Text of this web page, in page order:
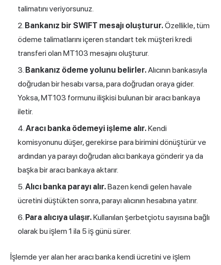
talimatını veriyorsunuz.
Bankanız bir SWIFT mesajı oluşturur.Özellikle, tüm
ödeme talimatlarını içeren standart tek müşteri kredi
transferi olan MT103 mesajını oluşturur.
Bankanız ödeme yolunu belirler.Alıcının bankasıyla
doğrudan bir hesabı varsa, para doğrudan oraya gider.
Yoksa, MT103 formunu ilişkisi bulunan bir aracı bankaya
iletir.
Aracı banka ödemeyi işleme alır.Kendi
komisyonunu düşer, gerekirse para birimini dönüştürür ve
ardından ya parayı doğrudan alıcı bankaya gönderir ya da
başka bir aracı bankaya aktarır.
Alıcı banka parayı alır.Bazen kendi gelen havale
ücretini düştükten sonra, parayı alıcının hesabına yatırır.
Para alıcıya ulaşır.Kullanılan şerbetçiotu sayısına bağlı
olarak bu işlem 1 ila 5 iş günü sürer.
İşlemde yer alan her aracı banka kendi ücretini ve işlem